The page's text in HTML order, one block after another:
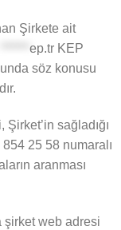
Şirkete ait
ep.trKEP
söz konusu
sağladığı
25 58 numaralı
aranması
şirket web adresi